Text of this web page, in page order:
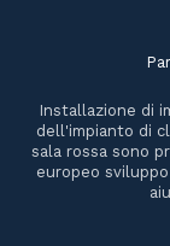
Installazione di
dell'impianto di
sala rossa sono
europeo sviluppo